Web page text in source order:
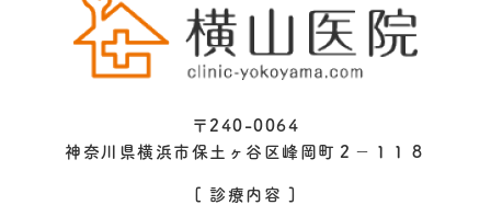
〒240-0064
神奈川県横浜市保土ヶ谷区峰岡町２−１１８
[ 診療内容 ]